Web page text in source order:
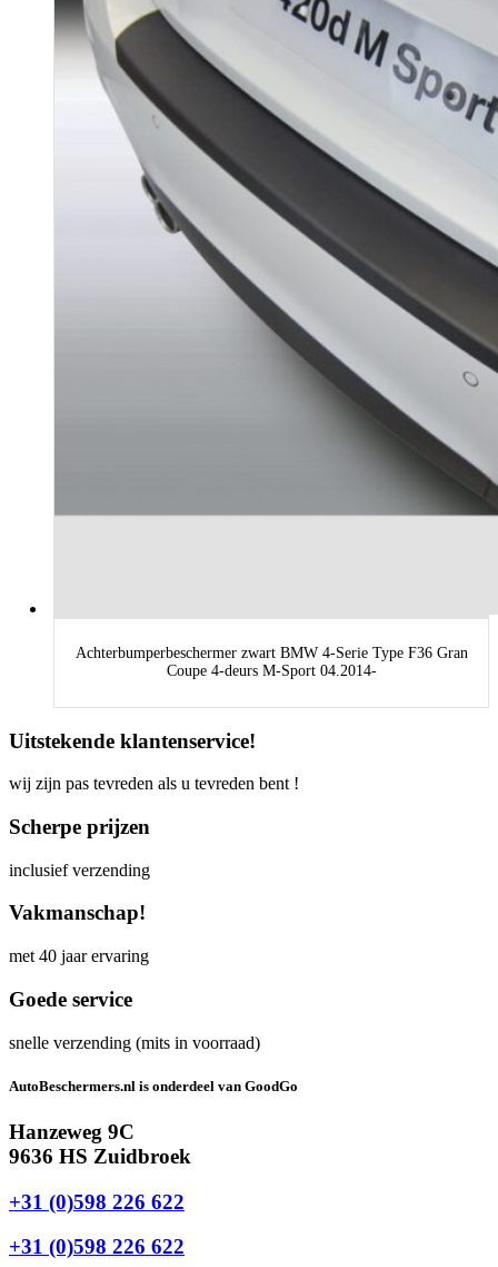
Achterbumperbeschermer zwart BMW 4-Serie Type F36 Gran
Coupe 4-deurs M-Sport 04.2014-
Uitstekende klantenservice!
wij zijn pas tevreden als u tevreden bent !
Scherpe prijzen
inclusief verzending
Vakmanschap!
met 40 jaar ervaring
Goede service
snelle verzending (mits in voorraad)
AutoBeschermers.nl is onderdeel van GoodGo
Hanzeweg 9C
9636 HS Zuidbroek
+31 (0)598 226 622
+31 (0)598 226 622